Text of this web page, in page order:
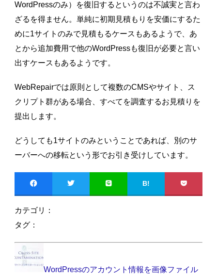
WordPressのみ）を復旧するというのは不誠実と言わ
ざるを得ません。単純に初期見積もりを安価にするた
めに1サイトのみで見積もるケースもあるようで、あ
とから追加費用で他のWordPressも復旧が必要と言い
出すケースもあるようです。
WebRepairでは原則として複数のCMSやサイト、ス
クリプト群がある場合、すべてを調査するお見積りを
提出します。
どうしても1サイトのみということであれば、別のサ
ーバーへの移転という形でお引き受けしています。
B!
カテゴリ：
タグ：
WordPressのアカウント情報を画像ファイル